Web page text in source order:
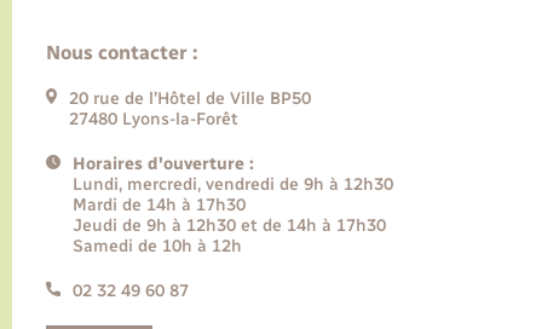
Nous contacter :
20 rue de l’Hôtel de Ville BP50
27480 Lyons-la-Forêt
Horaires d'ouverture :
Lundi, mercredi, vendredi de 9h à 12h30
Mardi de 14h à 17h30
Jeudi de 9h à 12h30 et de 14h à 17h30
Samedi de 10h à 12h
02 32 49 60 87